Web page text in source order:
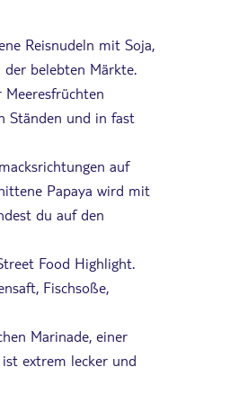
Reisnudeln mit Soja,
der belebten Märkte.
Meeresfrüchten
Ständen und in fast
auf
Papaya wird mit
du auf den
Food Highlight.
Fischsoße,
Marinade, einer
extrem lecker und